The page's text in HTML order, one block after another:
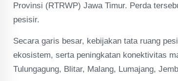
Provinsi (RTRWP) Jawa Timur. Perda
pesisir.
Secara garis besar, kebijakan tata ruang
ekosistem, serta peningkatan konektivitas
Tulungagung, Blitar, Malang, Lumajang,